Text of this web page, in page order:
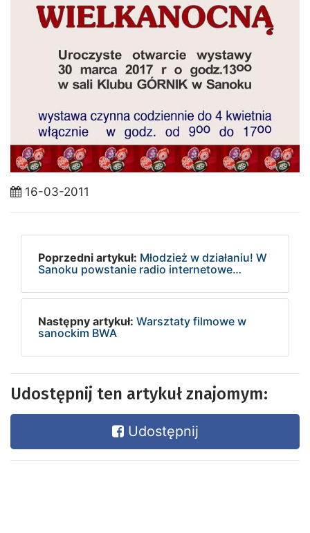
16-03-2011
Poprzedni artykuł: Młodzież w działaniu! W
Sanoku powstanie radio internetowe…
Następny artykuł: Warsztaty filmowe w
sanockim BWA
Udostępnij ten artykuł znajomym:
Udostępnij